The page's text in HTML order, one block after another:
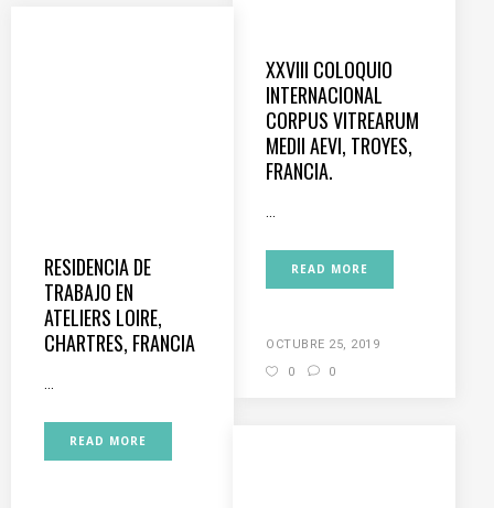
XXVIII COLOQUIO
INTERNACIONAL
CORPUS VITREARUM
MEDII AEVI, TROYES,
FRANCIA.
READ MORE
OCTUBRE 25, 2019
0
0
RESIDENCIA DE
TRABAJO EN
ATELIERS LOIRE,
CHARTRES, FRANCIA
READ MORE